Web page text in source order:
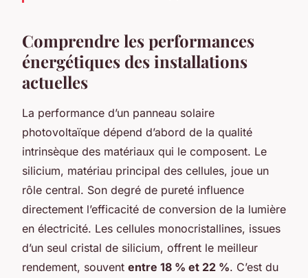
Comprendre les performances
énergétiques des installations
actuelles
La performance d’un panneau solaire
photovoltaïque dépend d’abord de la qualité
intrinsèque des matériaux qui le composent. Le
silicium, matériau principal des cellules, joue un
rôle central. Son degré de pureté influence
directement l’efficacité de conversion de la lumière
en électricité. Les cellules monocristallines, issues
d’un seul cristal de silicium, offrent le meilleur
rendement, souvent entre 18 % et 22 %. C’est du